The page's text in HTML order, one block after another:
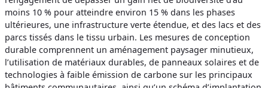
moins 10 % pour atteindre environ 15 % dans les phases
ultérieures, une infrastructure verte étendue, et des lacs et des
parcs tissés dans le tissu urbain. Les mesures de conception
durable comprennent un aménagement paysager minutieux,
l’utilisation de matériaux durables, de panneaux solaires et de
technologies à faible émission de carbone sur les principaux